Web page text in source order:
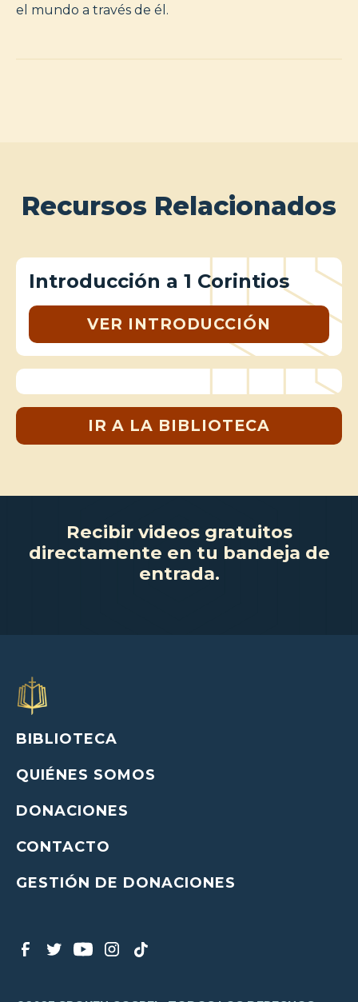
el mundo a través de él.
Recursos Relacionados
Introducción a 1 Corintios
VER INTRODUCCIÓN
IR A LA BIBLIOTECA
Recibir videos gratuitos
directamente en tu bandeja de
entrada.
BIBLIOTECA
QUIÉNES SOMOS
DONACIONES
CONTACTO
GESTIÓN DE DONACIONES